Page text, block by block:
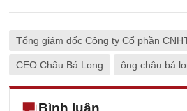
Tổng giám đốc Công ty Cổ phần
CEO Châu Bá Long ông châu bá
Bình luận